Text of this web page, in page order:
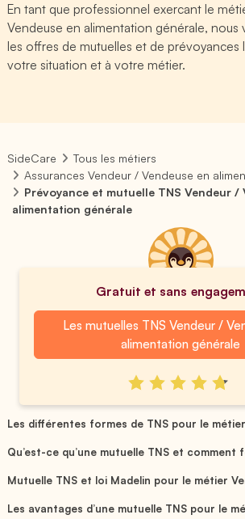
En tant que professionnel exercant le
Vendeuse en alimentation générale, nous
les offres de mutuelles et de prévoyances
votre situation et à votre métier.
SideCare
Tous les métiers
Assurances Vendeur / Vendeuse en
Prévoyance et mutuelle TNS Vendeur /
alimentation générale
Gratuit et sans
Les mutuelles TNS Vendeur /
alimentation générale
Les différentes formes de TNS pour le
Qu’est-ce qu’une mutuelle TNS et
Mutuelle TNS et loi Madelin pour le métier
Les avantages d’une mutuelle TNS pour le